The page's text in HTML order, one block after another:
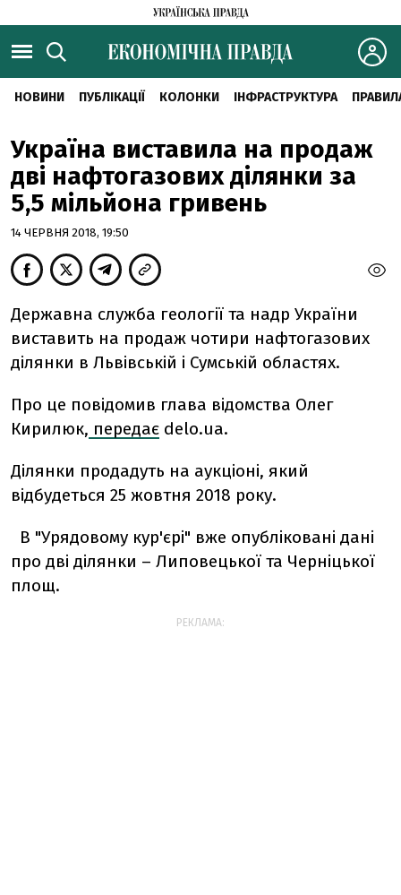
НОВИНИ ПУБЛІКАЦІЇ КОЛОНКИ ІНФРАСТРУКТУРА
Україна виставила на продаж
дві нафтогазових ділянки за
5,5 мільйона гривень
14 ЧЕРВНЯ 2018, 19:50
Державна служба геології та надр України
виставить на продаж чотири нафтогазових
ділянки в Львівській і Сумській областях.
Про це повідомив глава відомства Олег
Кирилюк, передає delo.ua.
Ділянки продадуть на аукціоні, який
відбудеться 25 жовтня 2018 року.
В "Урядовому кур'єрі" вже опубліковані дані
про дві ділянки – Липовецької та Черніцької
площ.
РЕКЛАМА: